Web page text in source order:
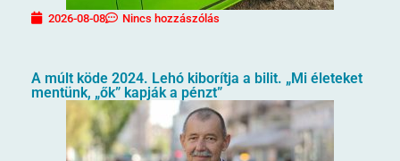
2026-08-08 Nincs hozzászólás
A múlt köde 2024. Lehó kiborítja a bilit. „Mi életeket
mentünk, „ők” kapják a pénzt”